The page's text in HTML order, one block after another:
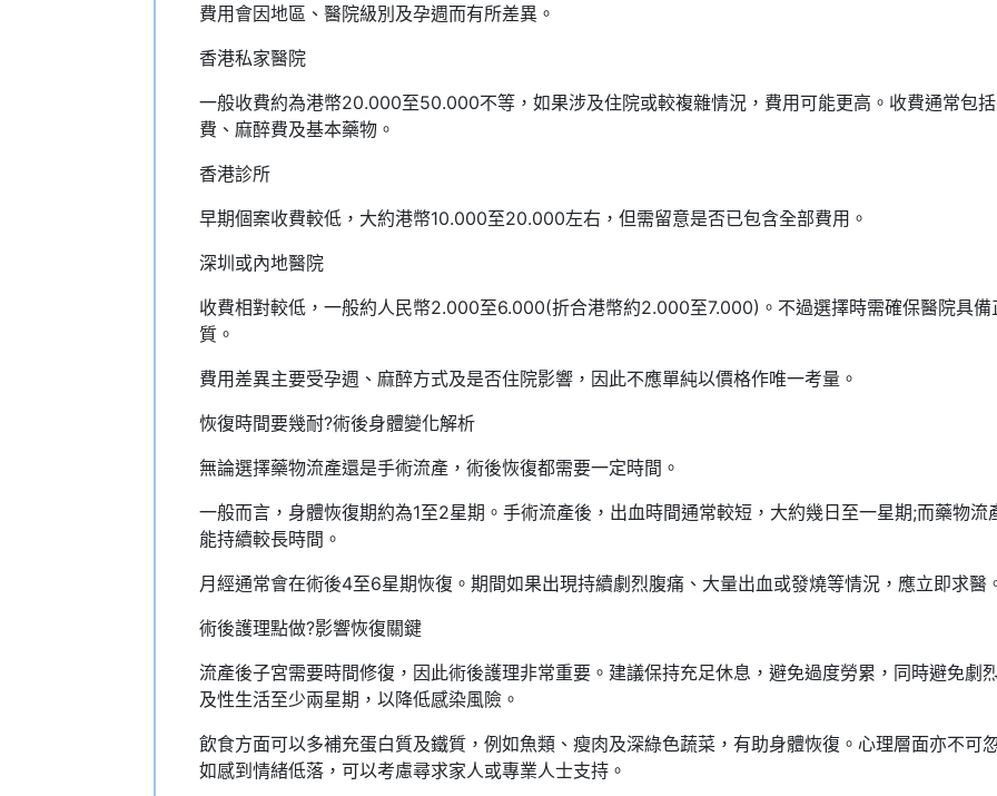
費用會因地區、醫院級別及孕週而有所差異。
香港私家醫院
一般收費約為港幣20.000至50.000不等，如果涉及住院或較複雜情況，費用可能更高。收費通常包
費、麻醉費及基本藥物。
香港診所
早期個案收費較低，大約港幣10.000至20.000左右，但需留意是否已包含全部費用。
深圳或內地醫院
收費相對較低，一般約人民幣2.000至6.000(折合港幣約2.000至7.000)。不過選擇時需確保醫院具備
質。
費用差異主要受孕週、麻醉方式及是否住院影響，因此不應單純以價格作唯一考量。
恢復時間要幾耐?術後身體變化解析
無論選擇藥物流產還是手術流產，術後恢復都需要一定時間。
一般而言，身體恢復期約為1至2星期。手術流產後，出血時間通常較短，大約幾日至一星期;而藥物流
能持續較長時間。
月經通常會在術後4至6星期恢復。期間如果出現持續劇烈腹痛、大量出血或發燒等情況，應立即求醫
術後護理點做?影響恢復關鍵
流產後子宮需要時間修復，因此術後護理非常重要。建議保持充足休息，避免過度勞累，同時避免劇
及性生活至少兩星期，以降低感染風險。
飲食方面可以多補充蛋白質及鐵質，例如魚類、瘦肉及深綠色蔬菜，有助身體恢復。心理層面亦不可
如感到情緒低落，可以考慮尋求家人或專業人士支持。